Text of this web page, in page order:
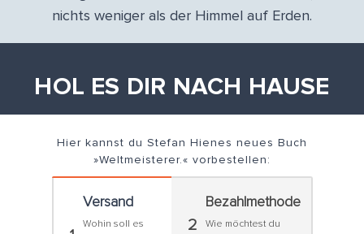
nichts weniger als der Himmel auf Erden.
HOL ES DIR NACH HAUSE
Hier kannst du Stefan Hienes neues Buch
»Weltmeisterer.« vorbestellen:
Versand
Wohin soll es 2
Bezahlmethode
Wie möchtest du